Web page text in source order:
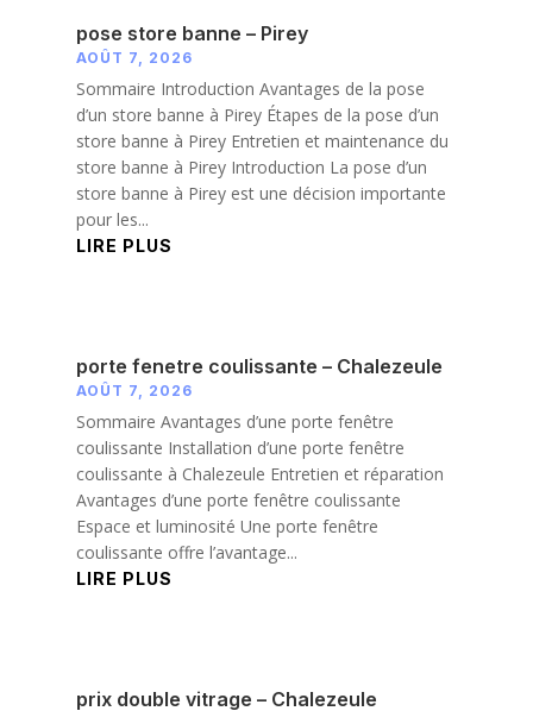
pose store banne – Pirey
AOÛT 7, 2026
Sommaire Introduction Avantages de la pose
d’un store banne à Pirey Étapes de la pose d’un
store banne à Pirey Entretien et maintenance du
store banne à Pirey Introduction La pose d’un
store banne à Pirey est une décision importante
pour les...
LIRE PLUS
porte fenetre coulissante – Chalezeule
AOÛT 7, 2026
Sommaire Avantages d’une porte fenêtre
coulissante Installation d’une porte fenêtre
coulissante à Chalezeule Entretien et réparation
Avantages d’une porte fenêtre coulissante
Espace et luminosité Une porte fenêtre
coulissante offre l’avantage...
LIRE PLUS
prix double vitrage – Chalezeule